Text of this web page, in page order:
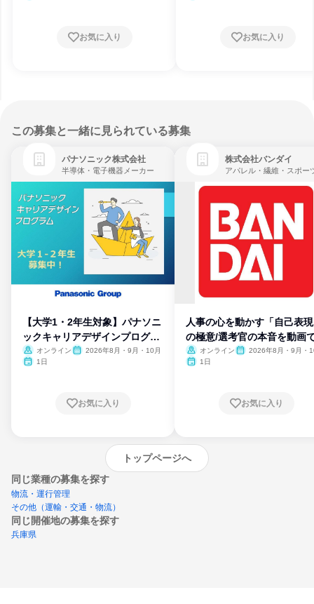
お気に入り お気に入り
この募集と一緒に見られている募集
パナソニック株式会社
半導体・電子機器メーカー
【大学1・2年生対象】パナソニ
ックキャリアデザインプログラ
ム
オンライン
2026年8月・9月・10月
1日
お気に入り
株式会社バンダイ
人事の心を動かす「自己表
の極意/選考官の本音を動画
開
オンライン
2026年8月・9月・
1日
お気に入り
トップページへ
同じ業種の募集を探す
物流・運行管理
その他（運輸・交通・物流）
同じ開催地の募集を探す
兵庫県